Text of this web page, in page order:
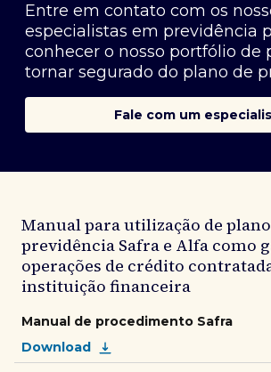
Entre em contato com os
especialistas em previdência
conhecer o nosso portfólio de
tornar segurado do plano de
Fale com um
Manual para utilização de
previdência Safra e Alfa como
operações de crédito
instituição financeira
Manual de procedimento Safra
Download